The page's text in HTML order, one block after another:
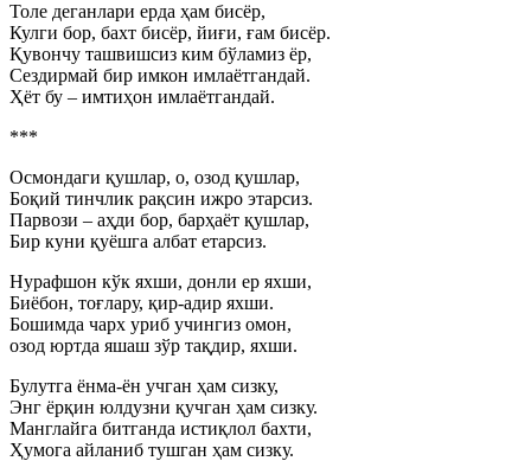
Толе деганлари ерда ҳам бисёр,
Кулги бор, бахт бисёр, йиғи, ғам бисёр.
Қувончу ташвишсиз ким бўламиз ёр,
Сездирмай бир имкон имлаётгандай.
Ҳёт бу – имтиҳон имлаётгандай.
***
Осмондаги қушлар, о, озод қушлар,
Боқий тинчлик рақсин ижро этарсиз.
Парвози – аҳди бор, барҳаёт қушлар,
Бир куни қуёшга албат етарсиз.
Нурафшон кўк яхши, донли ер яхши,
Биёбон, тоғлару, қир-адир яхши.
Бошимда чарх уриб учингиз омон,
озод юртда яшаш зўр тақдир, яхши.
Булутга ёнма-ён учган ҳам сизку,
Энг ёрқин юлдузни қучган ҳам сизку.
Манглайга битганда истиқлол бахти,
Ҳумога айланиб тушган ҳам сизку.